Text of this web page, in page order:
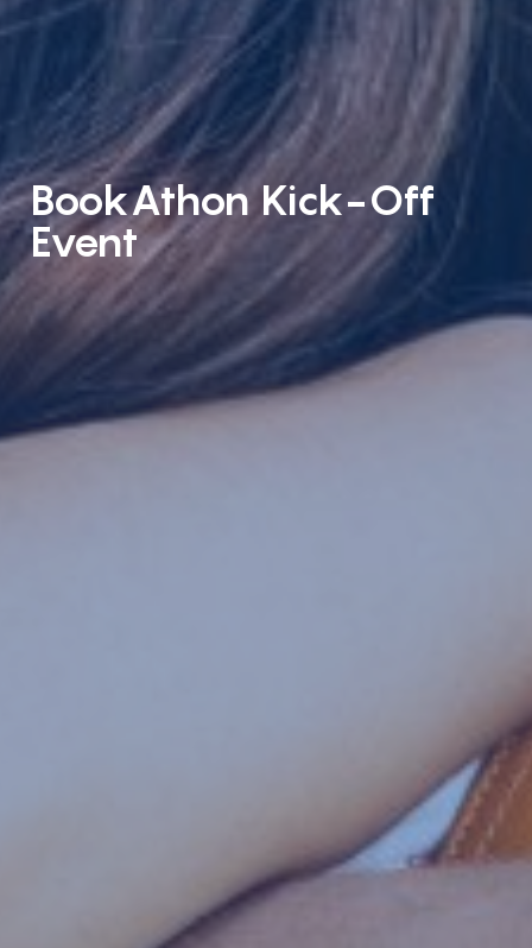
BookAthon Kick-Off
Event